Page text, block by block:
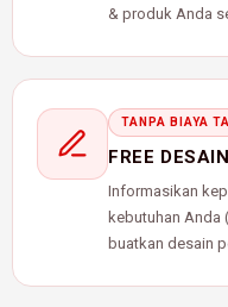
& produk Anda
TANPA BIAYA
FREE DESAIN
Informasikan
kebutuhan Anda
buatkan desain